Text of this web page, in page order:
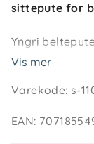
sittepute for
Yngri
sittehøyde og
Vis mer
Varekode:s-
EAN: